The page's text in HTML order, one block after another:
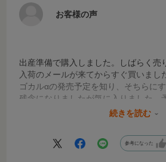
るくらいです！笑
ありがとうございます。
お客様の声
出産準備で購入しました。しばらく売
入荷のメールが来てからすぐ買いまし
ゴカルαの発売予定を知り、そちらに
残念になりましたが気に入りました。
く、軽くて押しやすいです。１ヶ月検
続きを読む
参考になった